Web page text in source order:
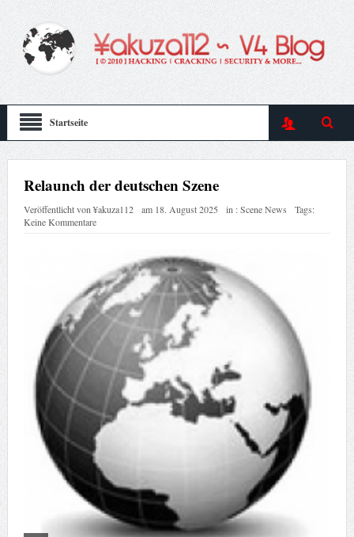
Startseite
Relaunch der deutschen Szene
Veröffentlicht von¥akuza112 am 18. August 2025 in :Scene News
Tags:
Keine Kommentare